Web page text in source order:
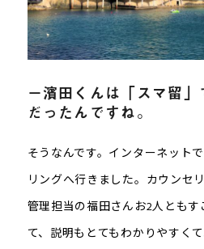
－濱田くんは「スマ留
だったんですね。
そうなんです。インターネット
リングへ行きました。カウンセ
管理担当の福田さんお2人ともす
て、説明もとてもわかりやすく